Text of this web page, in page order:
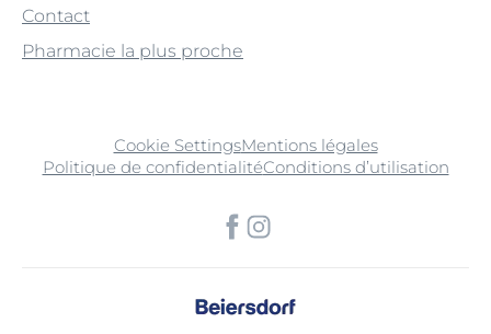
Contact
Pharmacie la plus proche
Cookie SettingsMentions légales
Politique de confidentialitéConditions d’utilisation